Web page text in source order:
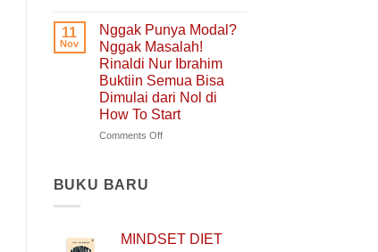
Mengajar
di
Polandia
Tapi
Niat:
Kisah
Rinaldi
Nur
Ibrahim
dan
11
Nov
Nggak Punya Modal?
Nggak Masalah!
Rinaldi Nur Ibrahim
Buktiin Semua Bisa
Dimulai dari Nol di
How To Start
Comments Offon
Nur
BUKU BARU
MINDSET DIET